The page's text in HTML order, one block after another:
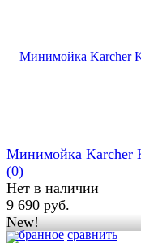
избранное сравнить
Минимойка Karcher
(0)
Нет в наличии
9 690 руб.
New!